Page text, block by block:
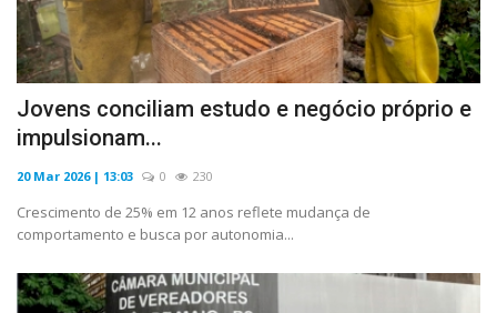
Jovens conciliam estudo e negócio próprio e
impulsionam...
20 Mar 2026 | 13:03 0 230
Crescimento de 25% em 12 anos reflete mudança de
comportamento e busca por autonomia...